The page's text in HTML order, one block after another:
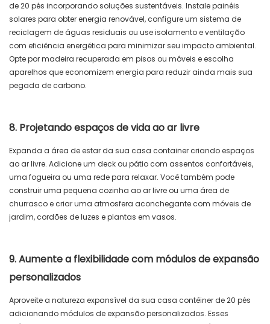
de 20 pés incorporando soluções sustentáveis. Instale painéis
solares para obter energia renovável, configure um sistema de
reciclagem de águas residuais ou use isolamento e ventilação
com eficiência energética para minimizar seu impacto ambiental.
Opte por madeira recuperada em pisos ou móveis e escolha
aparelhos que economizem energia para reduzir ainda mais sua
pegada de carbono.
8. Projetando espaços de vida ao ar livre
Expanda a área de estar da sua casa container criando espaços
ao ar livre. Adicione um deck ou pátio com assentos confortáveis,
uma fogueira ou uma rede para relaxar. Você também pode
construir uma pequena cozinha ao ar livre ou uma área de
churrasco e criar uma atmosfera aconchegante com móveis de
jardim, cordões de luzes e plantas em vasos.
9. Aumente a flexibilidade com módulos de expansão
personalizados
Aproveite a natureza expansível da sua casa contêiner de 20 pés
adicionando módulos de expansão personalizados. Esses